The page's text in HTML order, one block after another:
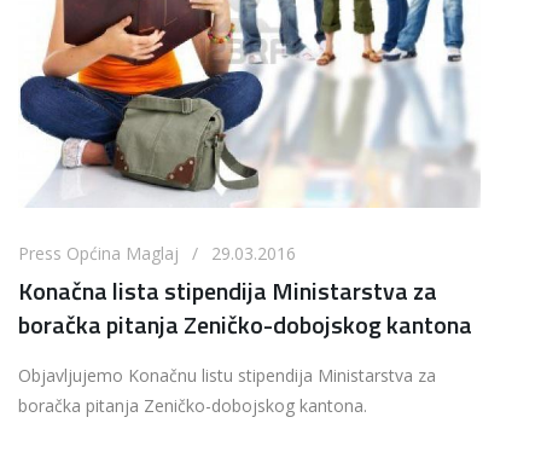
Press Općina Maglaj / 29.03.2016
Konačna lista stipendija Ministarstva za
boračka pitanja Zeničko-dobojskog kantona
Objavljujemo Konačnu listu stipendija Ministarstva za
boračka pitanja Zeničko-dobojskog kantona.